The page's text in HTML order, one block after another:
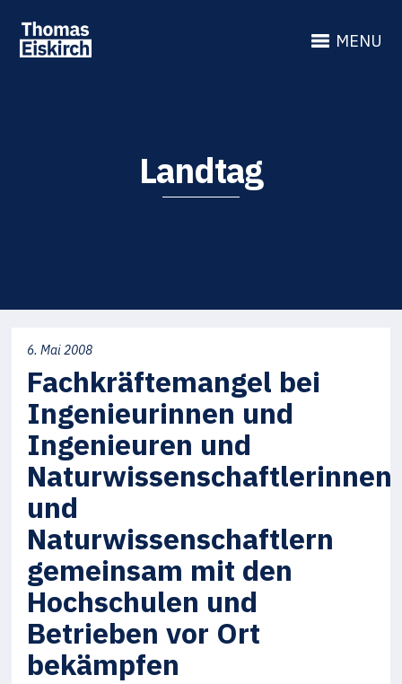
MENU
Landtag
6. Mai 2008
Fachkräftemangel bei
Ingenieurinnen und
Ingenieuren und
Naturwissenschaftlerinnen
und
Naturwissenschaftlern
gemeinsam mit den
Hochschulen und
Betrieben vor Ort
bekämpfen